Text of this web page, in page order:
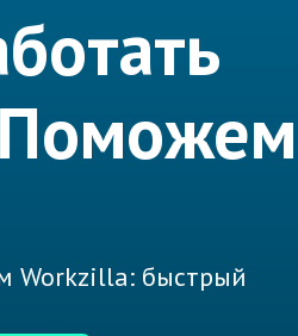
Поможем
Workzilla: быстрый